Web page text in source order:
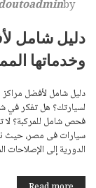
by
دليل شامل
وخدماتها
دليل شامل لأفضل مراكز
لسيارتك؟ هل تفكر في
فحص شامل للمركبة؟ لا
سيارات فى مصر، حيث
الدورية إلى